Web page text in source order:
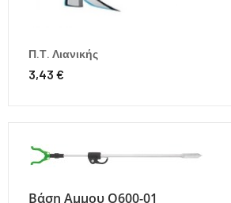
Π.Τ. Λιανικής
3,43 €
Βάση Αμμου O600-01